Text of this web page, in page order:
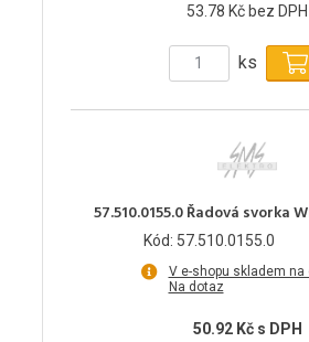
53.78 Kč bez DPH
ks
57.510.0155.0 Řadová svorka
Kód: 57.510.0155.0
V e-shopu skladem na
Na dotaz
50.92 Kč s DPH